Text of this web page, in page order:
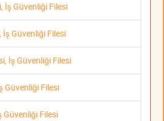
İş Güvenliği Filesi
Güvenliği Filesi
İş Güvenliği Filesi
Güvenliği Filesi
Güvenliği Filesi